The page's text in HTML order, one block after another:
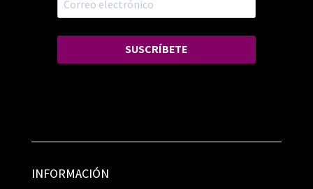
SUSCRÍBETE
INFORMACIÓN